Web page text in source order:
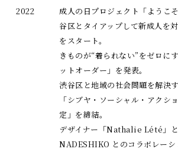
2022
成人の日プロジェクト「ようこ
谷区とタイアップして新成人を
をスタート。
きものが“着られない”をゼロに
ットオーダー」を発表。
渋谷区と地域の社会問題を解決
「シブヤ・ソーシャル・アクシ
定」を締結。
デザイナー「Nathalie Lété」
NADESHIKO とのコラボレーシ